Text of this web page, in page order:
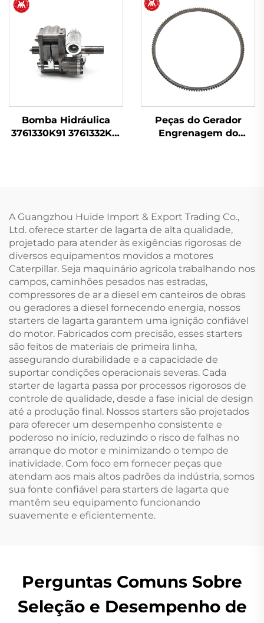
Perkins 1103A-33T,
Massey Ferguson Série
Bomba Hidráulica
3761330K91 3761332K91
Peças do Gerador
Engrenagem do
A Guangzhou Huide Import & Export Trading Co.,
Ltd. oferece starter de lagarta de alta qualidade,
projetado para atender às exigências rigorosas de
diversos equipamentos movidos a motores
Caterpillar. Seja maquinário agrícola trabalhando nos
campos, caminhões pesados nas estradas,
compressores de ar a diesel em canteiros de obras
ou geradores a diesel fornecendo energia, nossos
starters de lagarta garantem uma ignição confiável
do motor. Fabricados com precisão, esses starters
são feitos de materiais de primeira linha,
assegurando durabilidade e a capacidade de
suportar condições operacionais severas. Cada
starter de lagarta passa por processos rigorosos de
controle de qualidade, desde a fase inicial de design
até a produção final. Nossos starters são projetados
para oferecer um desempenho consistente e
poderoso no início, reduzindo o risco de falhas no
arranque do motor e minimizando o tempo de
inatividade. Com foco em fornecer peças que
atendam aos mais altos padrões da indústria, somos
sua fonte confiável para starters de lagarta que
mantêm seu equipamento funcionando
suavemente e eficientemente.
Perguntas Comuns Sobre
Seleção e Desempenho de